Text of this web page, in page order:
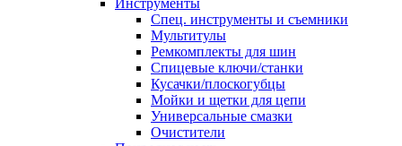
Инструменты
Спец. инструменты и съемники
Мультитулы
Ремкомплекты для шин
Спицевые ключи/станки
Кусачки/плоскогубцы
Мойки и щетки для цепи
Универсальные смазки
Очистители